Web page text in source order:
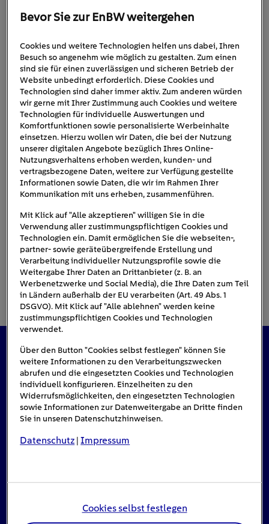
26. September 2022 1min
Grafik-stromsparen-internet
Das könnte Sie auch interessieren
#Solarenergie
Bevor Sie zur EnBW weitergehen
Cookies und weitere Technologien helfen uns dabei, Ihren
Besuch so angenehm wie möglich zu gestalten. Zum einen
sind sie für einen zuverlässigen und sicheren Betrieb der
Website unbedingt erforderlich. Diese Cookies und
Technologien sind daher immer aktiv. Zum anderen würden
wir gerne mit Ihrer Zustimmung auch Cookies und weitere
Technologien für individuelle Auswertungen und
Komfortfunktionen sowie personalisierte Werbeinhalte
einsetzen. Hierzu wollen wir Daten, die bei der Nutzung
unserer digitalen Angebote bezüglich Ihres Online-
Nutzungsverhaltens erhoben werden, kunden- und
vertragsbezogene Daten, weitere zur Verfügung gestellte
Informationen sowie Daten, die wir im Rahmen Ihrer
Kommunikation mit uns erheben, zusammenführen.
Mit Klick auf "Alle akzeptieren" willigen Sie in die
Verwendung aller zustimmungspflichtigen Cookies und
Technologien ein. Damit ermöglichen Sie die webseiten-,
partner- sowie geräteübergreifende Erstellung und
Verarbeitung individueller Nutzungsprofile sowie die
Weitergabe Ihrer Daten an Drittanbieter (z. B. an
Werbenetzwerke und Social Media), die Ihre Daten zum Teil
in Ländern außerhalb der EU verarbeiten (Art. 49 Abs. 1
DSGVO). Mit Klick auf "Alle ablehnen" werden keine
zustimmungspflichtigen Cookies und Technologien
verwendet.
Über den Button "Cookies selbst festlegen" können Sie
weitere Informationen zu den Verarbeitungszwecken
abrufen und die eingesetzten Cookies und Technologien
individuell konfigurieren. Einzelheiten zu den
Widerrufsmöglichkeiten, den eingesetzten Technologien
sowie Informationen zur Datenweitergabe an Dritte finden
Sie in unseren Datenschutzhinweisen.
Datenschutz |Impressum
Cookies selbst festlegen